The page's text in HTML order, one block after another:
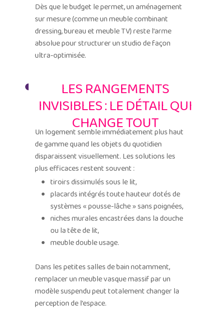
Dès que le budget le permet, un aménagement
sur mesure (comme un meuble combinant
dressing, bureau et meuble TV) reste l’arme
absolue pour structurer un studio de façon
ultra-optimisée.
LES RANGEMENTS
INVISIBLES : LE DÉTAIL QUI
CHANGE TOUT
Un logement semble immédiatement plus haut
de gamme quand les objets du quotidien
disparaissent visuellement. Les solutions les
plus efficaces restent souvent :
tiroirs dissimulés sous le lit,
placards intégrés toute hauteur dotés de
systèmes « pousse-lâche » sans poignées,
niches murales encastrées dans la douche
ou la tête de lit,
meuble double usage.
Dans les petites salles de bain notamment,
remplacer un meuble vasque massif par un
modèle suspendu peut totalement changer la
perception de l’espace.